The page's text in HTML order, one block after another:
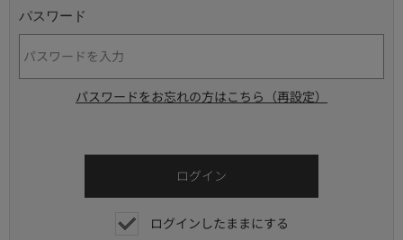
パスワード
パスワードをお忘れの方はこちら（再設定）
ログインしたままにする